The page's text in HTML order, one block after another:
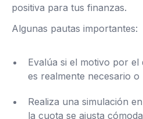
positiva para tus finanzas.
Algunas pautas importantes:
Evalúa si el motivo por
es realmente necesario o
Realiza una simulación
la cuota se ajusta